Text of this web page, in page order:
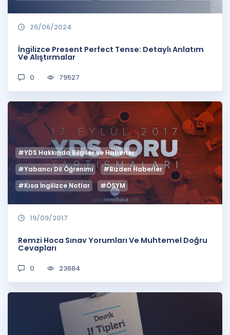
26/06/2024
İngilizce Present Perfect Tense: Detaylı Anlatım
Ve Alıştırmalar
0 79527
#YDS Hakkında Bilgiler ve Haberler
#Yabancı Dil Öğrenimi
#Bizden Haberler
#Kısa İngilizce Notlar
#ÖSYM
19/09/2017
Remzi Hoca Sınav Yorumları Ve Muhtemel Doğru
Cevapları
0 23684